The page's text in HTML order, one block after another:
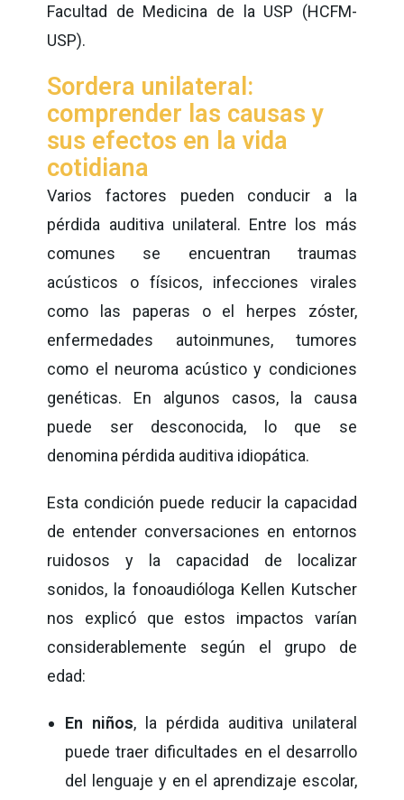
Facultad de Medicina de la USP (HCFM-
USP).
Sordera unilateral:
comprender las causas y
sus efectos en la vida
cotidiana
Varios factores pueden conducir a la
pérdida auditiva unilateral. Entre los más
comunes se encuentran traumas
acústicos o físicos, infecciones virales
como las paperas o el herpes zóster,
enfermedades autoinmunes, tumores
como el neuroma acústico y condiciones
genéticas. En algunos casos, la causa
puede ser desconocida, lo que se
denomina pérdida auditiva idiopática.
Esta condición puede reducir la capacidad
de entender conversaciones en entornos
ruidosos y la capacidad de localizar
sonidos, la fonoaudióloga Kellen Kutscher
nos explicó que estos impactos varían
considerablemente según el grupo de
edad:
En niños, la pérdida auditiva unilateral
puede traer dificultades en el desarrollo
del lenguaje y en el aprendizaje escolar,